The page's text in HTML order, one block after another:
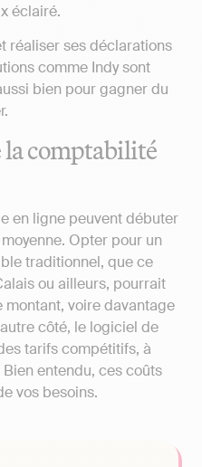
éclairé.
réaliser ses déclarations
comme Indy sont
bien pour gagner du
la comptabilité
en ligne peuvent débuter
Opter pour un
traditionnel, que ce
ou ailleurs, pourrait
voire davantage
côté, le logiciel de
tarifs compétitifs, à
entendu, ces coûts
vos besoins.